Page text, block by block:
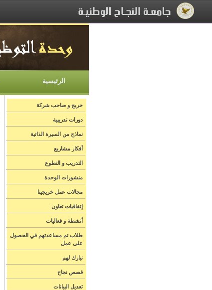
[Skip Header and Navigation][Jump to Main Content]
الرئيسية
خريج و صاحب شركة
دورات تدريبية
نماذج من السيرة الذاتية
أفكار مشاريع
التدريب و التطوع
منشورات الوحدة
مجالات عمل خريجينا
إتفاقيات تعاون
أنشطة و فعاليات
طلاب تم مساعدتهم في الحصول
على عمل
نبارك لهم
قصص نجاح
تعديل البيانات